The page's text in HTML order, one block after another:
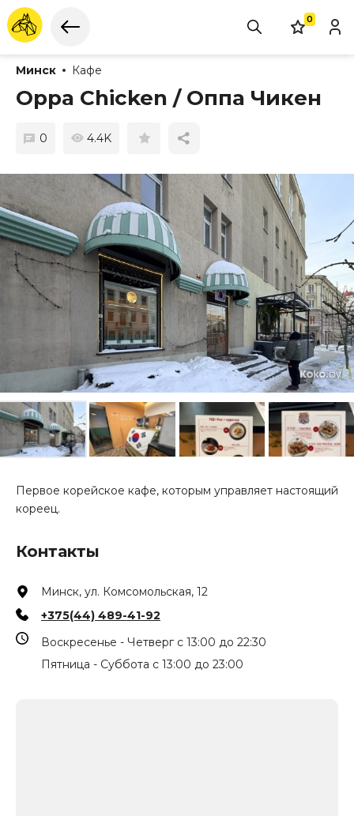
0
Минск Кафе
Oppa Chicken / Оппа Чикен
0 4.4K
Первое корейское кафе, которым управляет настоящий
кореец.
Контакты
Минск, ул. Комсомольская, 12
+375(44) 489-41-92
Воскресенье - Четверг с 13:00 до 22:30
Пятница - Суббота с 13:00 до 23:00